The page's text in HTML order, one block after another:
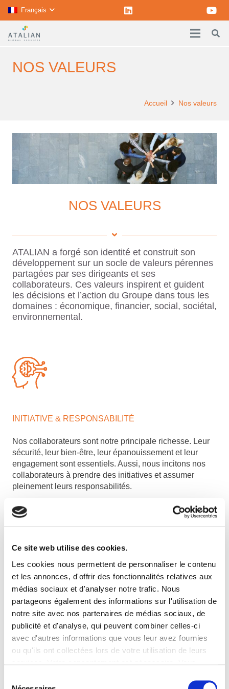
Ce site web utilise des cookies.
Les cookies nous permettent de personnaliser le contenu
et les annonces, d'offrir des fonctionnalités relatives aux
médias sociaux et d'analyser notre trafic. Nous
partageons également des informations sur l'utilisation de
notre site avec nos partenaires de médias sociaux, de
publicité et d'analyse, qui peuvent combiner celles-ci
avec d'autres informations que vous leur avez fournies
ou qu'ils ont collectées lors de votre utilisation de leurs
Français
NOS VALEURS
Accueil Nos valeurs
NOS VALEURS
ATALIAN a forgé son identité et construit son
développement sur un socle de valeurs pérennes
partagées par ses dirigeants et ses
collaborateurs. Ces valeurs inspirent et guident
les décisions et l’action du Groupe dans tous les
domaines : économique, financier, social, sociétal,
environnemental.
INITIATIVE & RESPONSABILITÉ
Nos collaborateurs sont notre principale richesse. Leur
sécurité, leur bien-être, leur épanouissement et leur
engagement sont essentiels. Aussi, nous incitons nos
collaborateurs à prendre des initiatives et assumer
pleinement leurs responsabilités.
AMBITION & ENGAGEMENT
Pour nous développer dans un monde complexe et en
constante évolution, répondre aux attentes de nos
parties prenantes et relever les nouveaux défis
sociétaux, nous réagissons rapidement, nous innovons,
nous transformons nos organisations et réinventons nos